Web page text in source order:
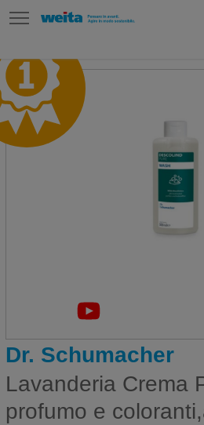
Dr. Schumacher
Lavanderia Crema
profumo e